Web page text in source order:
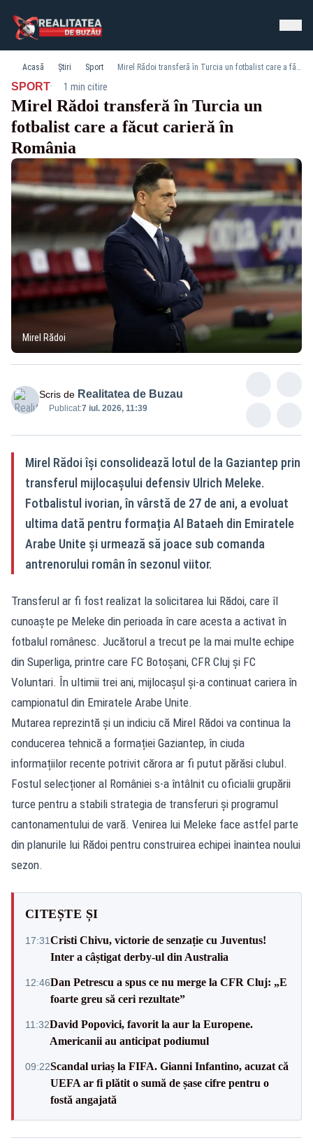
Acasă Știri Sport Mirel Rădoi transferă în Turcia un fotbalist care a făcut carieră în România
SPORT· 1 min citire
Mirel Rădoi transferă în Turcia un
fotbalist care a făcut carieră în
România
Mirel Rădoi
Scris de Realitatea de Buzau
Publicat:7 iul. 2026, 11:39
Mirel Rădoi își consolidează lotul de la Gaziantep prin
transferul mijlocașului defensiv Ulrich Meleke.
Fotbalistul ivorian, în vârstă de 27 de ani, a evoluat
ultima dată pentru formația Al Bataeh din Emiratele
Arabe Unite și urmează să joace sub comanda
antrenorului român în sezonul viitor.
Transferul ar fi fost realizat la solicitarea lui Rădoi, care îl
cunoaște pe Meleke din perioada în care acesta a activat în
fotbalul românesc. Jucătorul a trecut pe la mai multe echipe
din Superliga, printre care FC Botoșani, CFR Cluj și FC
Voluntari. În ultimii trei ani, mijlocașul și-a continuat cariera în
campionatul din Emiratele Arabe Unite.
Mutarea reprezintă și un indiciu că Mirel Rădoi va continua la
conducerea tehnică a formației Gaziantep, în ciuda
informațiilor recente potrivit cărora ar fi putut părăsi clubul.
Fostul selecționer al României s-a întâlnit cu oficialii grupării
turce pentru a stabili strategia de transferuri și programul
cantonamentului de vară. Venirea lui Meleke face astfel parte
din planurile lui Rădoi pentru construirea echipei înaintea noului
sezon.
CITEȘTE ȘI
17:31Cristi Chivu, victorie de senzație cu Juventus!
Inter a câștigat derby-ul din Australia
12:46Dan Petrescu a spus ce nu merge la CFR Cluj: „E
foarte greu să ceri rezultate”
11:32David Popovici, favorit la aur la Europene.
Americanii au anticipat podiumul
09:22Scandal uriaș la FIFA. Gianni Infantino, acuzat că
UEFA ar fi plătit o sumă de șase cifre pentru o
fostă angajată